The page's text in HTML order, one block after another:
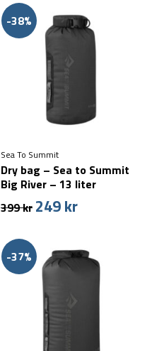
249 kr. 179 kr.
-38%
Sea To Summit
Dry bag – Sea to Summit
Big River – 13 liter
399kr Den
var:
399 kr.
249krDen
er:
249 kr.
-37%